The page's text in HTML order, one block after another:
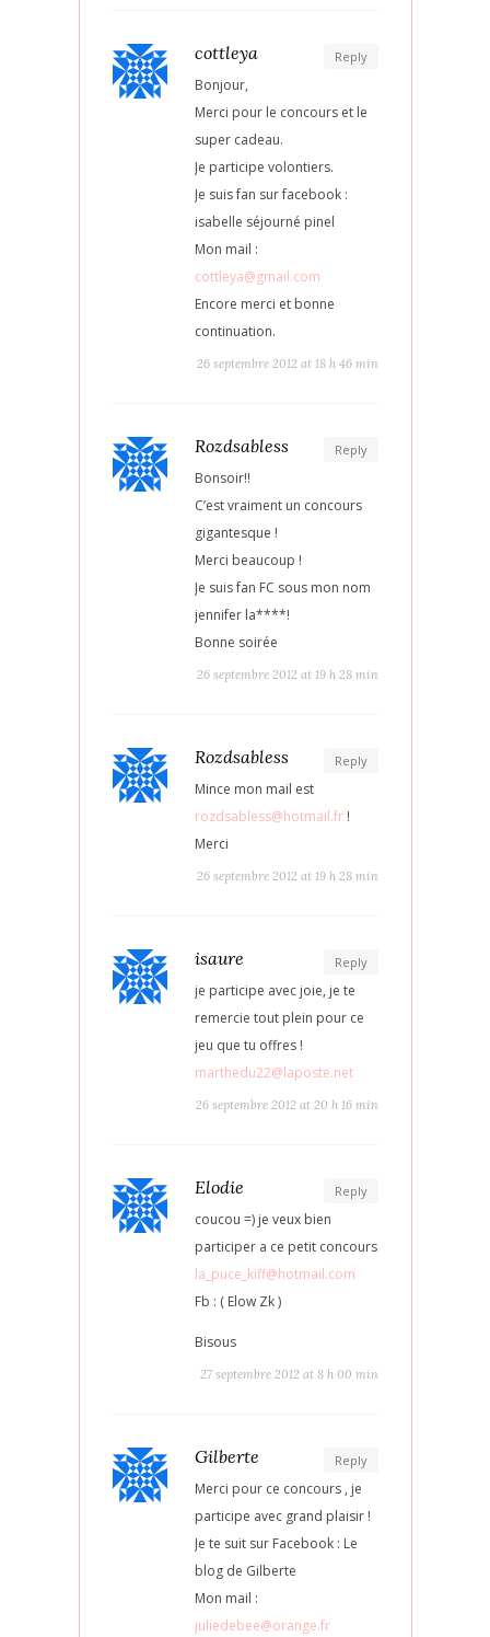
Reply
cottleya
Bonjour,
Merci pour le concours et le
super cadeau.
Je participe volontiers.
Je suis fan sur facebook :
isabelle séjourné pinel
Mon mail :
cottleya@gmail.com
Encore merci et bonne
continuation.
26 septembre 2012 at 18 h 46 min
Reply
Rozdsabless
Bonsoir!!
C’est vraiment un concours
gigantesque !
Merci beaucoup !
Je suis fan FC sous mon nom
jennifer la****!
Bonne soirée
26 septembre 2012 at 19 h 28 min
Reply
Rozdsabless
Mince mon mail est
rozdsabless@hotmail.fr!
Merci
26 septembre 2012 at 19 h 28 min
Reply
isaure
je participe avec joie, je te
remercie tout plein pour ce
jeu que tu offres !
marthedu22@laposte.net
26 septembre 2012 at 20 h 16 min
Reply
Elodie
coucou =) je veux bien
participer a ce petit concours
la_puce_kiff@hotmail.com
Fb : ( Elow Zk )
Bisous
27 septembre 2012 at 8 h 00 min
Reply
Gilberte
Merci pour ce concours , je
participe avec grand plaisir !
Je te suit sur Facebook : Le
blog de Gilberte
Mon mail :
juliedebee@orange.fr